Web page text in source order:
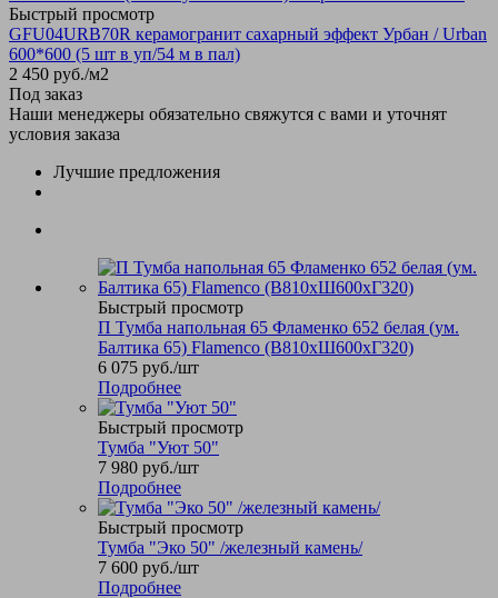
Быстрый просмотр
GFU04URB70R керамогранит сахарный эффект Урбан / Urban
600*600 (5 шт в уп/54 м в пал)
2 450 руб./м2
Под заказ
Наши менеджеры обязательно свяжутся с вами и уточнят
условия заказа
Лучшие предложения
Быстрый просмотр
П Тумба напольная 65 Фламенко 652 белая (ум.
Балтика 65) Flamenco (В810хШ600хГ320)
6 075 руб./шт
Подробнее
Быстрый просмотр
Тумба "Уют 50"
7 980 руб./шт
Подробнее
Быстрый просмотр
Тумба "Эко 50" /железный камень/
7 600 руб./шт
Подробнее